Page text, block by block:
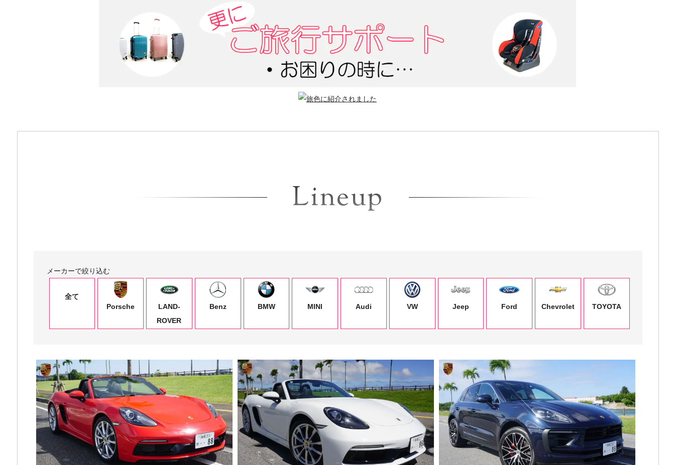
Lineup
メーカーで絞り込む
全て
Porsche
LAND-
ROVER
Benz BMW MINI Audi VW Jeep Ford Chevrolet TOYOTA